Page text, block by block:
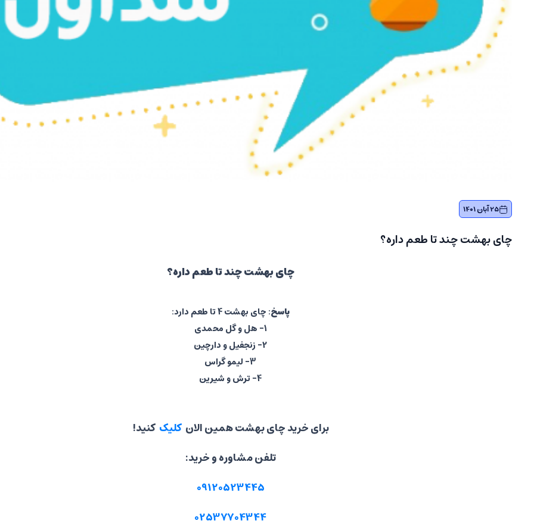
25 آبان 1401
چای بهشت چند تا طعم داره؟
چای بهشت چند تا طعم داره؟
پاسخ: چای بهشت 4 تا طعم دارد:
1- هل و گل محمدی
2- زنجفیل و دارچین
3- لیمو گراس
4- ترش و شیرین
برای خرید چای بهشت همین الانکلیک کنید!
تلفن مشاوره و خرید:
09120523445
02537704344